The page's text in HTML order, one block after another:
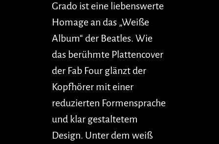
Grado ist eine liebenswerte
Homage an das „Weiße
Album“ der Beatles. Wie
das berühmte Plattencover
der Fab Four glänzt der
Kopfhörer mit einer
reduzierten Formensprache
und klar gestaltetem
Design. Unter dem weiß